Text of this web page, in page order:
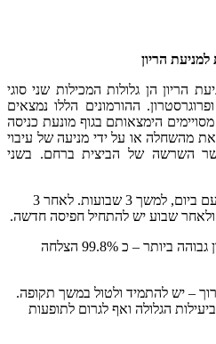
למניעת הריון
הריון הן גלולות המכילות שני סוגי
ההורמונים הללו נמצאים
מסויימים הימצאותם בגוף מונעת כניסה
מהשחלה או על ידי מניעה של עיבוי
השרשה של הביצית ברחם. בשני
את הגלולות יש לטול דרך הפה, פעם ביום, למשך 3 שבועות. לאחר 3
שבוע יש להתחיל חפיסה חדשה.
יעילותן של הגלולות – בשימוש נכון גבוהה ביותר – כ 99.8% הצלחה
– יש להתמיד ולטול במשך תקופה.
הגלולה ואף לגרום לתופעות